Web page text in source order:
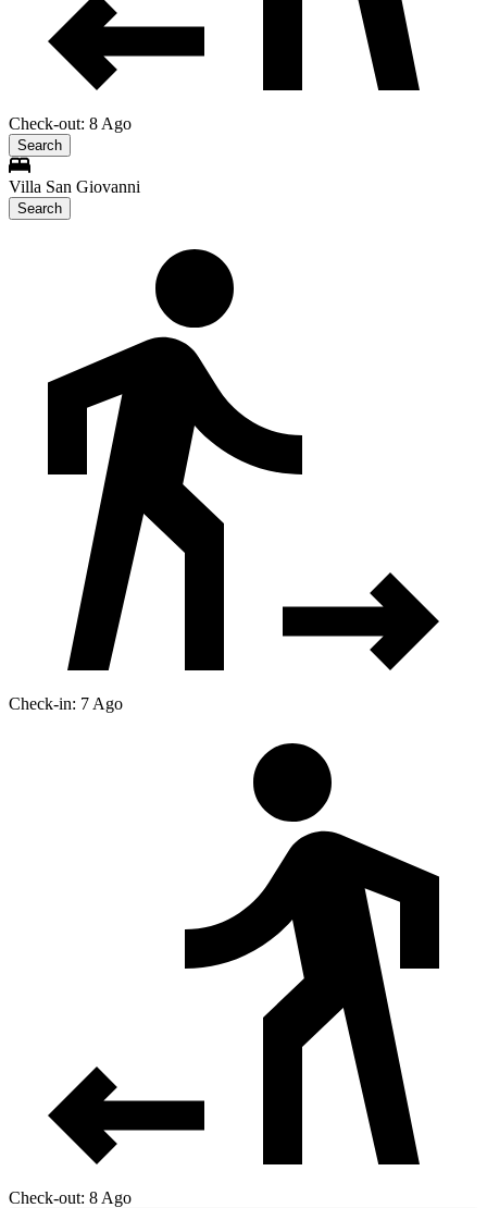
Check-out: 8 Ago
Search
Villa San Giovanni
Search
Check-in: 7 Ago
Check-out: 8 Ago